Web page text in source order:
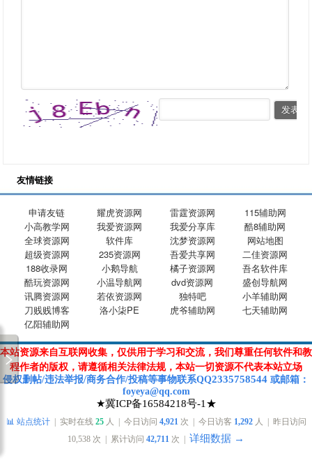
友情链接
申请友链 耀虎资源网 雷霆资源网
115辅助网
小高教学网
我爱资源网 我爱分享库
酷8辅助网
全球资源网
软件库 沈梦资源网
网站地图
超级资源网
235资源网 吾爱共享网
二佳资源网
188收录网
小鹅导航 橘子资源网
吾名软件库
酷玩资源网
小温导航网 dvd资源网
盛创导航网
讯腾资源网
若依资源网 独特吧
小羊辅助网
刀贱贱博客
洛小柒PE 虎爷辅助网
七天辅助网
亿阳辅助网
本站资源来自互联网收集，仅供用于学习和交流，我们尊重任何软件和教
程作者的版权，请遵循相关法律法规，本站一切资源不代表本站立场
侵权删帖/违法举报/商务合作/投稿等事物联系QQ2335758544 或邮箱 ：
foyeya@qq.com
★冀ICP备16584218号-1★
📊 站点统计| 实时在线 25人 | 今日访问 4,921次 | 今日访客 1,292人 | 昨日访问
10,538 次 | 累计访问 42,711 次 | 详细数据 →